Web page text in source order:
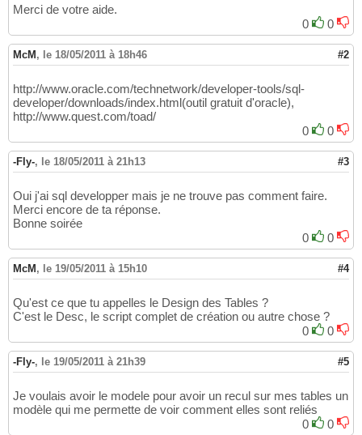
Merci de votre aide.
0
0
McM , le 18/05/2011 à 18h46 #2
http://www.oracle.com/technetwork/developer-tools/sql-
developer/downloads/index.html(outil gratuit d'oracle),
http://www.quest.com/toad/
0
0
-Fly-, le 18/05/2011 à 21h13 #3
Oui j'ai sql developper mais je ne trouve pas comment faire.
Merci encore de ta réponse.
Bonne soirée
0
0
McM , le 19/05/2011 à 15h10 #4
Qu'est ce que tu appelles le Design des Tables ?
C'est le Desc, le script complet de création ou autre chose ?
0
0
-Fly-, le 19/05/2011 à 21h39 #5
Je voulais avoir le modele pour avoir un recul sur mes tables un
modèle qui me permette de voir comment elles sont reliés
0
0